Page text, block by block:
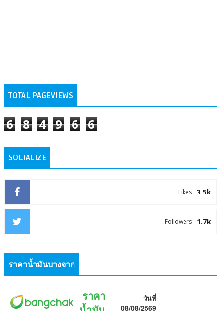
TOTAL PAGEVIEWS
6 8 4 9 6 6
SOCIALIZE
3.5k
Likes
1.7k
Followers
ราคาน้ำมันบางจาก